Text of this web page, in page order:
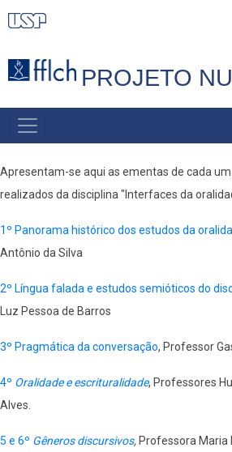
Pular
conteúdo
PROJETO
MAIN
NAVIGATION
Apresentam-se aqui as ementas de cada
realizados da disciplina "Interfaces da
1º Panorama histórico dos estudos da
Antônio da Silva
2º Língua falada e estudos semióticos do
Luz Pessoa de Barros
3º Pragmática da conversação, Professor
4º Oralidade e escrituralidade, Professores
Alves.
5 e 6º Gêneros discursivos, Professora Maria